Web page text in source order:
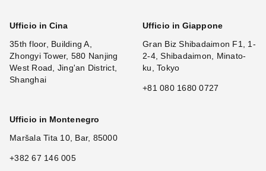
Ufficio in Cina
35th floor, Building A,
Zhongyi Tower, 580 Nanjing
West Road, Jing'an District,
Shanghai
Ufficio in Giappone
Gran Biz Shibadaimon F1, 1-
2-4, Shibadaimon, Minato-
ku, Tokyo
+81 080 1680 0727
Ufficio in Montenegro
Maršala Tita 10, Bar, 85000
+382 67 146 005